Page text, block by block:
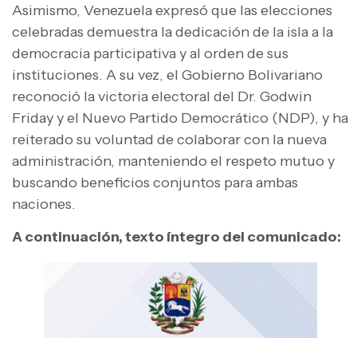
Asimismo, Venezuela expresó que las elecciones
celebradas demuestra la dedicación de la isla a la
democracia participativa y al orden de sus
instituciones. A su vez, el Gobierno Bolivariano
reconoció la victoria electoral del Dr. Godwin
Friday y el Nuevo Partido Democrático (NDP), y ha
reiterado su voluntad de colaborar con la nueva
administración, manteniendo el respeto mutuo y
buscando beneficios conjuntos para ambas
naciones.
A continuación, texto íntegro del comunicado: